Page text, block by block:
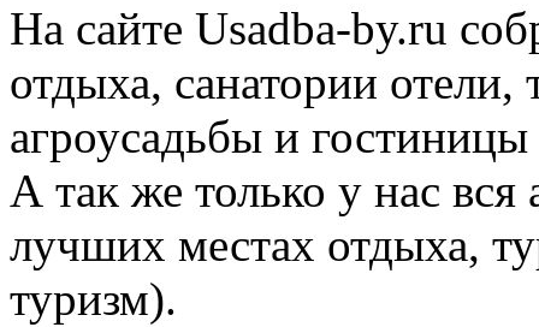
На сайте Usadba-by.ru
отдыха, санатории
агроусадьбы и
А так же только у нас
лучших местах отдыха,
туризм).